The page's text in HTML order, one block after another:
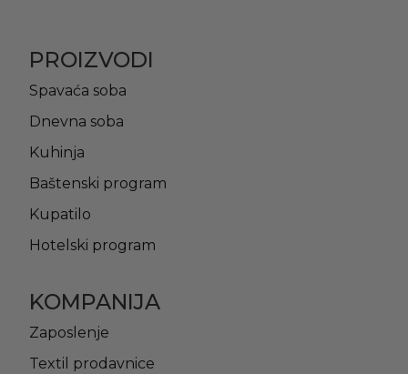
PROIZVODI
Spavaća soba
Dnevna soba
Kuhinja
Baštenski program
Kupatilo
Hotelski program
KOMPANIJA
Zaposlenje
Textil prodavnice